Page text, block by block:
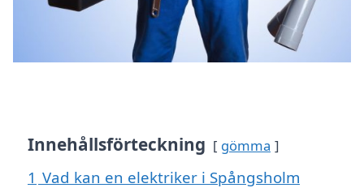
Innehållsförteckning gömma
1 Vad kan en elektriker i Spångsholm